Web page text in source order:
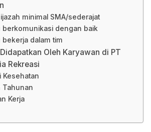
minimal SMA/sederajat
berkomunikasi dengan baik
bekerja dalam tim
Oleh Karyawan di PT
Rekreasi
Kesehatan
Tahunan
Kerja